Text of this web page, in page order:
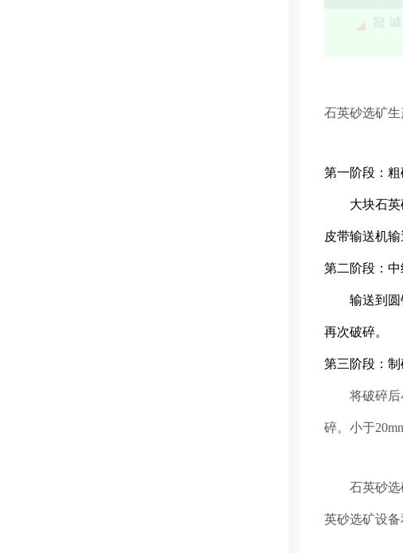
石英砂选矿生
第一阶段：粗
大块石英
皮带输送机
第二阶段：
输送到圆
再次破碎。
第三阶段：制
将破碎后
碎。小于
石英砂选矿
英砂选矿设